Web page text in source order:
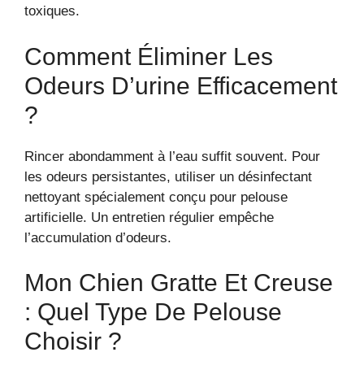
toxiques.
Comment Éliminer Les
Odeurs D’urine Efficacement
?
Rincer abondamment à l’eau suffit souvent. Pour
les odeurs persistantes, utiliser un désinfectant
nettoyant spécialement conçu pour pelouse
artificielle. Un entretien régulier empêche
l’accumulation d’odeurs.
Mon Chien Gratte Et Creuse
: Quel Type De Pelouse
Choisir ?